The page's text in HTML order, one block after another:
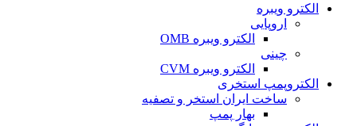
الکترو ویبره
اروپایی
الکترو ویبره OMB
چینی
الکترو ویبره CVM
الکتروپمپ استخری
ساخت ایران استخر و تصفیه
بهار پمپ